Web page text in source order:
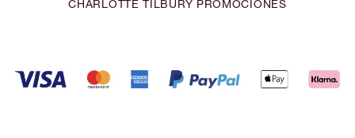
CHARLOTTE TILBURY PROMOCIONES